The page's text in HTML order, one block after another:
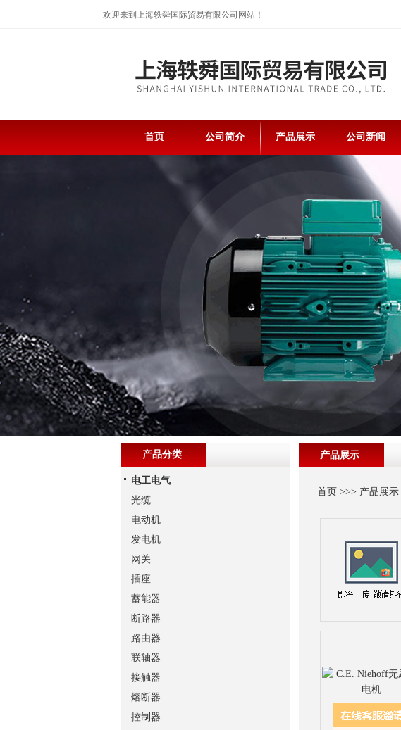
欢迎来到上海轶舜国际贸易有限公司网站！
首页 公司简介 产品展示 公司新闻
产品展示
首页 >>> 产品展示
产品分类
电工电气
光缆
电动机
发电机
网关
插座
蓄能器
断路器
路由器
联轴器
接触器
熔断器
控制器